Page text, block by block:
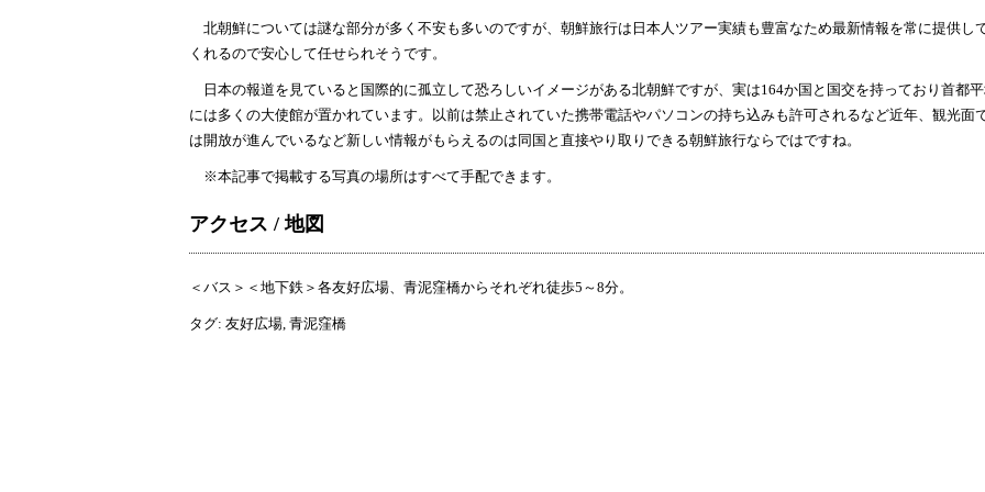
北朝鮮については謎な部分が多く不安も多いのですが、朝鮮旅行は日本人ツアー実績も豊富なため最新情報を常に提供し
くれるので安心して任せられそうです。
日本の報道を見ていると国際的に孤立して恐ろしいイメージがある北朝鮮ですが、実は164か国と国交を持っており首都
には多くの大使館が置かれています。以前は禁止されていた携帯電話やパソコンの持ち込みも許可されるなど近年、観光面
は開放が進んでいるなど新しい情報がもらえるのは同国と直接やり取りできる朝鮮旅行ならではですね。
※本記事で掲載する写真の場所はすべて手配できます。
アクセス / 地図
＜バス＞＜地下鉄＞各友好広場、青泥窪橋からそれぞれ徒歩5～8分。
タグ: 友好広場, 青泥窪橋